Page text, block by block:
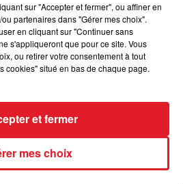
POUR HOMICIDE
le logement servait
sur "Accepter et fermer", ou affiner en
partenaires dans "Gérer mes choix".
en cliquant sur "Continuer sans
s'appliqueront que pour ce site. Vous
ou retirer votre consentement à tout
cookies" situé en bas de chaque page.
mes choix
et fermer